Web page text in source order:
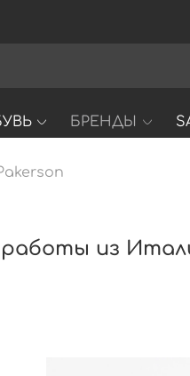
БРЕНДЫ
работы из